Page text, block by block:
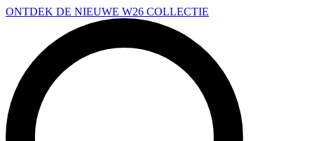
Overslaan en naar de inhoud gaan
ONTDEK DE NIEUWE W26 COLLECTIE